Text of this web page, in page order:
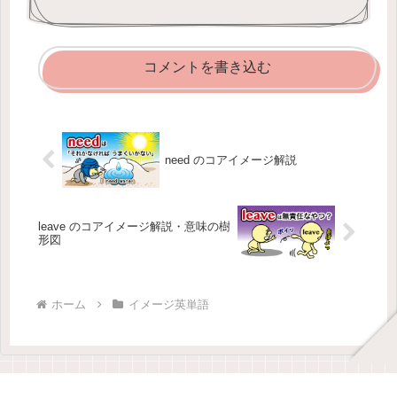
コメントを書き込む
need のコアイメージ解説
leave のコアイメージ解説・意味の樹
形図
ホーム イメージ英単語